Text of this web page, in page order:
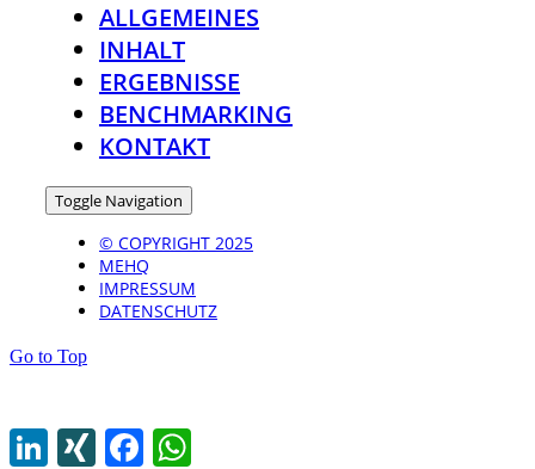
ALLGEMEINES
INHALT
ERGEBNISSE
BENCHMARKING
KONTAKT
Toggle Navigation
© COPYRIGHT 2025
MEHQ
IMPRESSUM
DATENSCHUTZ
LinkedInXING Facebook
Go to Top